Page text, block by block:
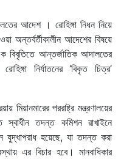
আদেশ । রোহিঙ্গা নিধন নিয়ে
অন্তর্বর্তীকালীন আদেশের বিষয়ে
এক বিবৃতিতে আন্তর্জাতিক আদালতের
নির্যাতনের ‘বিকৃত চিত্র’
মিয়ানমারের পররাষ্ট্র মন্ত্রণালয়ের
স্বাধীন তদন্ত কমিশন রাখাইনে
যুদ্ধাপরাধ হয়েছে, যা তদন্ত করা
এর বিচার হবে। মানবাধিকার